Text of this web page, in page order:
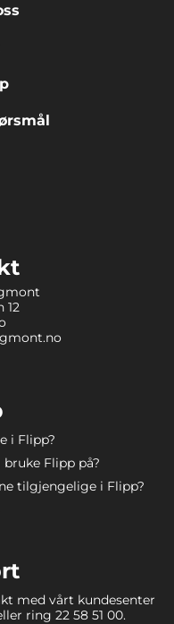
12
i Flipp?
Flipp på?
tilgjengelige i Flipp?
med vårt kundesenter
ring 22 58 51 00.